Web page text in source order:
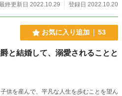
終更新日 2022.10.29
登録日 2022.10.20
お気に入り追加 53
と結婚して、溺愛されることと
供を産んで、平凡な人生を歩むことを望ん